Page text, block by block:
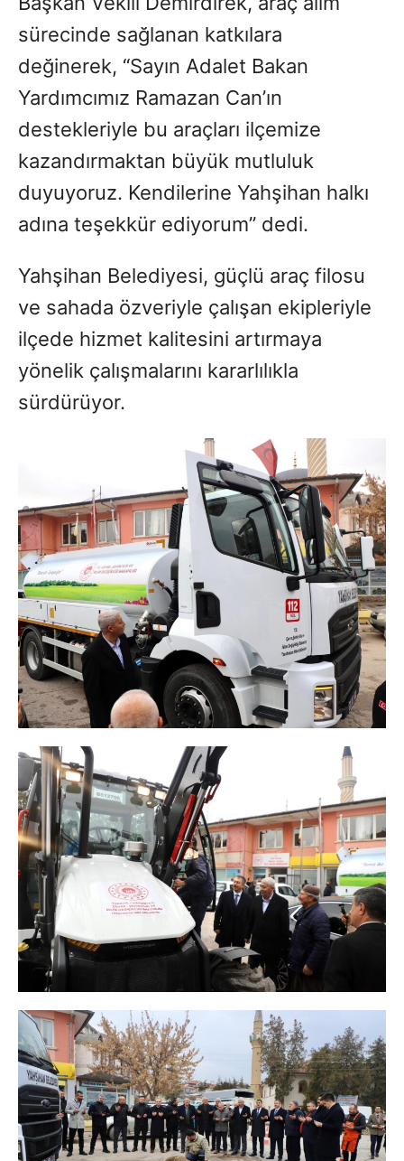
sürecinde sağlanan katkılara
değinerek, “Sayın Adalet Bakan
Yardımcımız Ramazan Can’ın
destekleriyle bu araçları ilçemize
kazandırmaktan büyük mutluluk
duyuyoruz. Kendilerine Yahşihan halkı
adına teşekkür ediyorum” dedi.
Yahşihan Belediyesi, güçlü araç filosu
ve sahada özveriyle çalışan ekipleriyle
ilçede hizmet kalitesini artırmaya
yönelik çalışmalarını kararlılıkla
sürdürüyor.